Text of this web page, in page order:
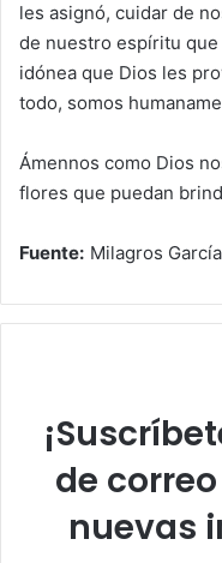
les asignó, cuidar de
de nuestro espíritu
idónea que Dios les
todo, somos
Ámennos como Dios
flores que puedan
Fuente: Milagros
de
nuevas